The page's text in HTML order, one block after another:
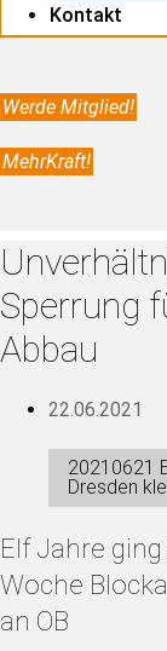
Kontakt
Werde Mitglied!
MehrKraft!
Sperrung
Abbau
22.06.2021
20210621
Dresden
Elf Jahre
Woche
an OB